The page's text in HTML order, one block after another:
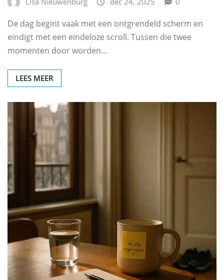
De dag begint vaak met een ontgrendeld scherm en
eindigt met een eindeloze scroll. Tussen die twee
momenten door worden…
LEES MEER